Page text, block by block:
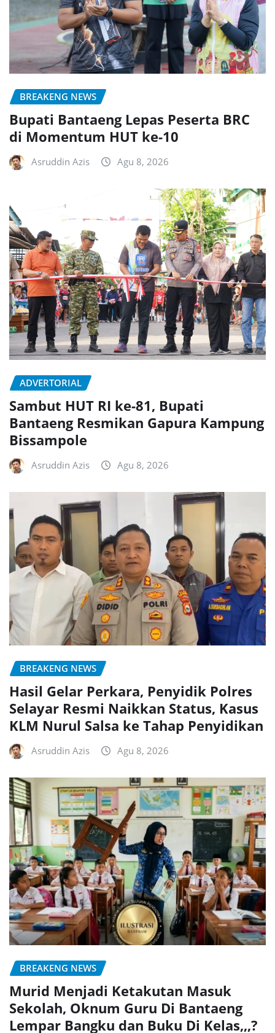
BREAKENG NEWS
Bupati Bantaeng Lepas Peserta BRC
di Momentum HUT ke-10
Asruddin Azis Agu 8, 2026
ADVERTORIAL
Sambut HUT RI ke-81, Bupati
Bantaeng Resmikan Gapura Kampung
Bissampole
Asruddin Azis Agu 8, 2026
BREAKENG NEWS
Hasil Gelar Perkara, Penyidik Polres
Selayar Resmi Naikkan Status, Kasus
KLM Nurul Salsa ke Tahap Penyidikan
Asruddin Azis Agu 8, 2026
BREAKENG NEWS
Murid Menjadi Ketakutan Masuk
Sekolah, Oknum Guru Di Bantaeng
Lempar Bangku dan Buku Di Kelas,,,?